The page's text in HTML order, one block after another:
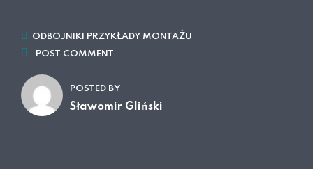
ODBOJNIKI PRZYKŁADY MONTAŻU
POST COMMENT
POSTED BY
Sławomir Gliński